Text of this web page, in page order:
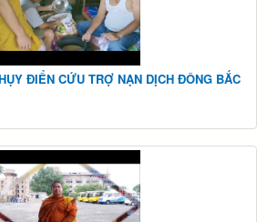
ĐIỂN CỨU TRỢ NẠN DỊCH ĐÔNG BẮC